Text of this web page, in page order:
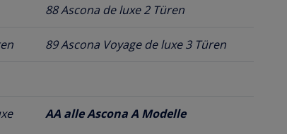
88 Ascona de luxe 2 Türen
89 Ascona Voyage de luxe 3 Türen
AA alle Ascona A Modelle